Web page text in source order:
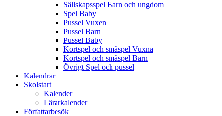
Sällskapsspel Barn och ungdom
Spel Baby
Pussel Vuxen
Pussel Barn
Pussel Baby
Kortspel och småspel Vuxna
Kortspel och småspel Barn
Övrigt Spel och pussel
Kalendrar
Skolstart
Kalender
Lärarkalender
Författarbesök